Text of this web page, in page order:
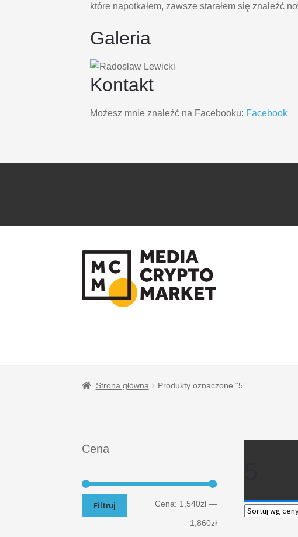
które napotkałem, zawsze starałem się znaleźć
Galeria
Kontakt
Możesz mnie znaleźć na Facebooku: Facebook
PRZEJDŹ
DO
NAWIGACJI
PRZEJDŹ
DO
TREŚCI
Strona główna Produkty oznaczone “5”
Cena
Filtruj Cena: 1,540zł —
1,860zł